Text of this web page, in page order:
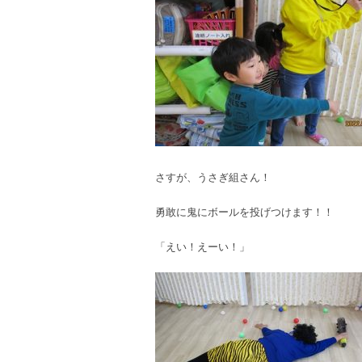
さすが、うさぎ組さん！
勇敢に鬼にボールを投げつけます！！
「えい！えーい！」